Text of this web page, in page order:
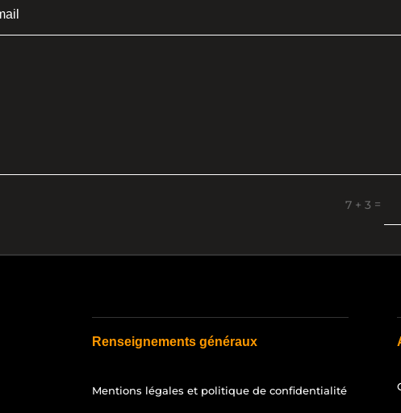
7 + 3 =
Renseignements généraux
Mentions légales et politique de confidentialité